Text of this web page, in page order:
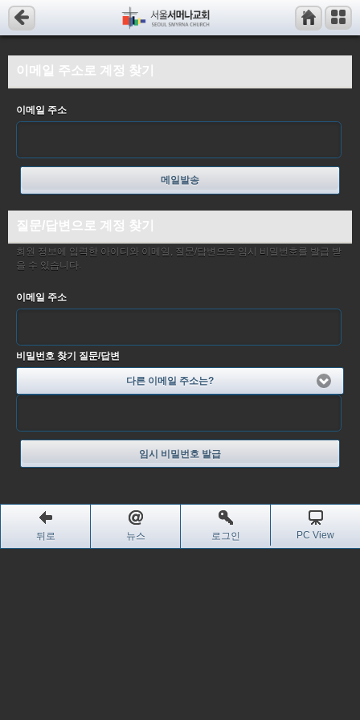
이메일 주소로 계정 찾기
이메일 주소
메일발송
질문/답변으로 계정 찾기
회원 정보에 입력한 아이디와 이메일, 질문/답변으로 임시 비밀번호를 발급 받
을 수 있습니다.
이메일 주소
비밀번호 찾기 질문/답변
다른 이메일 주소는?
임시 비밀번호 발급
뒤로 뉴스 로그인 PC View